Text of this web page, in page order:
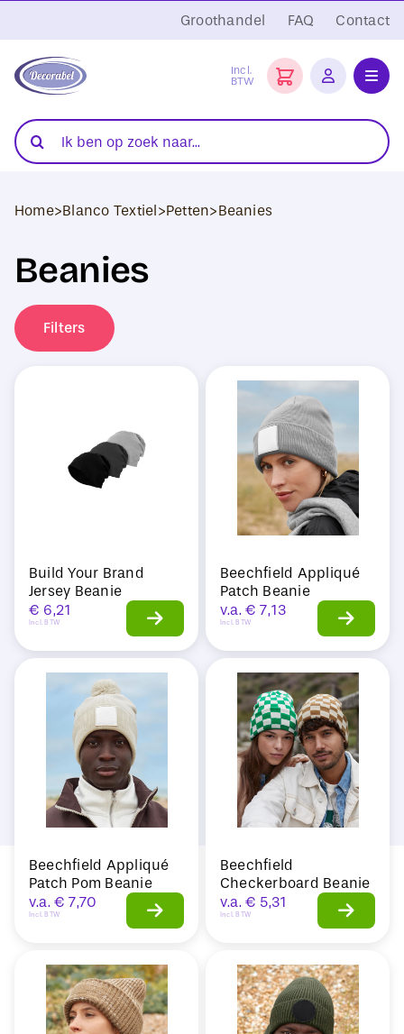
naar
inhoud
Groothandel FAQ Contact
Incl.
BTW
Folies
Transferpersen
Sublimatie
Blanco Textiel
Hobby Artikelen
Zoeken
naar:
Home>Blanco Textiel>Petten>Beanies
Beanies
Filters
Build Your Brand
Jersey Beanie
€ 6,21
Incl. BTW
Beechfield Appliqué
Patch Beanie
v.a. € 7,13
Incl. BTW
Beechfield Appliqué
Patch Pom Beanie
v.a. € 7,70
Incl. BTW
Beechfield
Checkerboard Beanie
v.a. € 5,31
Incl. BTW